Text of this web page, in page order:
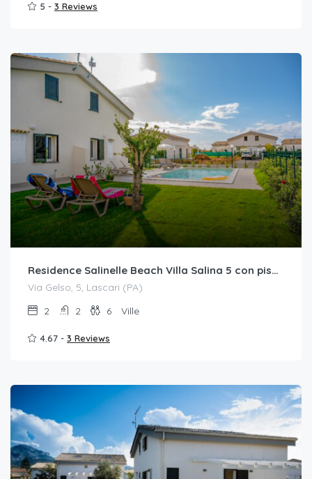
5 - 3 Reviews
Residence Salinelle Beach Villa Salina 5 con piscina comune
Via Gelso, 5, Lascari (PA)
2
2 6 Ville
4.67 - 3 Reviews